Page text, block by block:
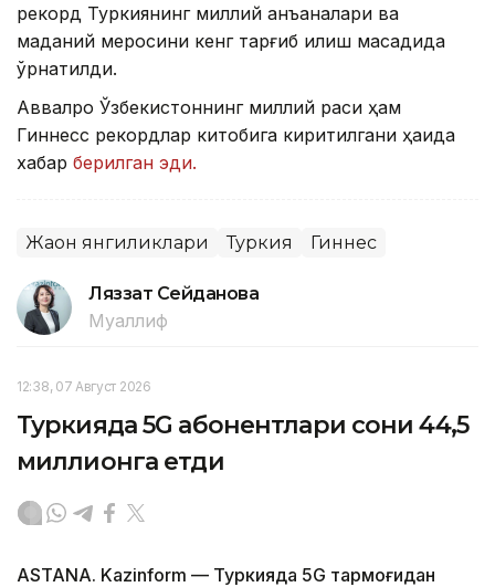
рекорд Туркиянинг миллий анъаналари ва
маданий меросини кенг тарғиб қилиш мақсадида
ўрнатилди.
Аввалроқ Ўзбекистоннинг миллий рақси ҳам
Гиннесс рекордлар китобига киритилгани ҳақида
хабар берилган эди.
Жаҳон янгиликлари Туркия Гиннес
Ляззат Сейданова
Муаллиф
12:38, 07 Август 2026
Туркияда 5G абонентлари сони 44,5
миллионга етди
ASTANA. Kazinform — Туркияда 5G тармоғидан